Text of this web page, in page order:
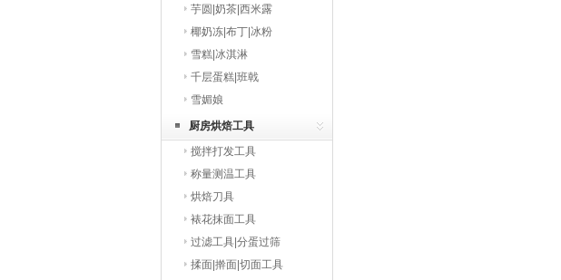
芋圆|奶茶|西米露
椰奶冻|布丁|冰粉
雪糕|冰淇淋
千层蛋糕|班戟
雪媚娘
厨房烘焙工具
搅拌打发工具
称量测温工具
烘焙刀具
裱花抹面工具
过滤工具|分蛋过筛
揉面|擀面|切面工具